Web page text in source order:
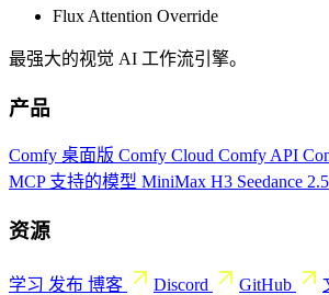
Flux Attention Override
最强大的视觉 AI 工作流引擎。
产品
Comfy 桌面版 Comfy Cloud Comfy API
MCP 支持的模型 MiniMax H3 Seedance 2.5
资源
学习 发布 博客 Discord GitHub